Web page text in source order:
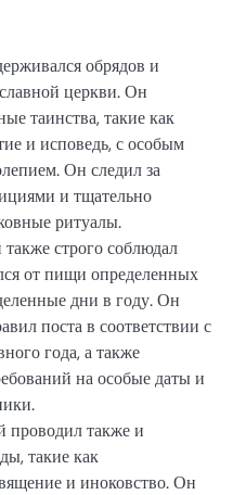
обрядов и
церкви. Он
таинства, такие как
и исповедь, с особым
Он следил за
и тщательно
ритуалы.
строго соблюдал
от пищи определенных
дни в году. Он
поста в соответствии с
года, а также
на особые даты и
проводил также и
такие как
и иноковство. Он